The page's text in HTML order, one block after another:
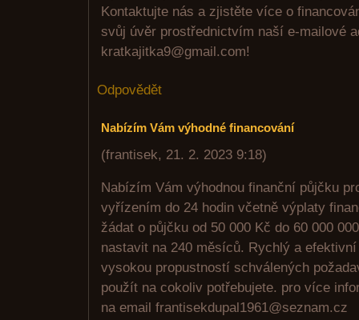
Kontaktujte nás a zjistěte více o
svůj úvěr prostřednictvím naší e-mailové
kratkajitka9@gmail.com!
Odpovědět
Nabízím Vám výhodné financování
(frantisek, 21. 2. 2023 9:18)
Nabízím Vám výhodnou finanční půjčku
vyřízením do 24 hodin včetně výplaty
žádat o půjčku od 50 000 Kč do 60 000
nastavit na 240 měsíců. Rychlý a
vysokou propustností schválených
použít na cokoliv potřebujete. pro více
na email frantisekdupal1961@seznam.cz